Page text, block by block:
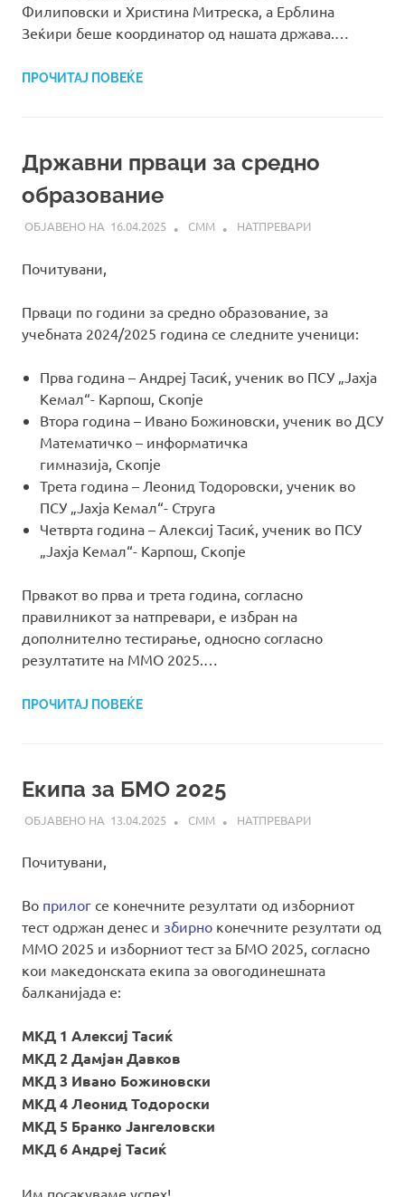
Филиповски и Христина Митреска, а Ерблина
Зеќири беше координатор од нашата држава.…
ПРОЧИТАЈ ПОВЕЌЕ
Државни прваци за средно
образование
16.04.2025 СММ НАТПРЕВАРИ
Почитувани,
Прваци по години за средно образование, за
учебната 2024/2025 година се следните ученици:
Прва година – Андреј Тасиќ, ученик во ПСУ „Јахја
Кемал“- Карпош, Скопје
Втора година – Ивано Божиновски, ученик во ДСУ
Математичко – информатичка
гимназија, Скопје
Трета година – Леонид Тодоровски, ученик во
ПСУ „Јахја Кемал“- Струга
Четврта година – Алексиј Тасиќ, ученик во ПСУ
„Јахја Кемал“- Карпош, Скопје
Првакот во прва и трета година, согласно
правилникот за натпревари, е избран на
дополнително тестирање, односно согласно
резултатите на ММО 2025.…
ПРОЧИТАЈ ПОВЕЌЕ
Екипа за БMO 2025
13.04.2025 СММ НАТПРЕВАРИ
Почитувани,
Во прилог се конечните резултати од изборниот
тест одржан денес и збирно конечните резултати од
ММО 2025 и изборниот тест за БМО 2025, согласно
кои македонската екипа за овогодинешната
балканијада е:
МКД 1 Алексиј Тасиќ
МКД 2 Дамјан Давков
МКД 3 Ивано Божиновски
МКД 4 Леонид Тодороски
МКД 5 Бранко Јангеловски
МКД 6 Андреј Тасиќ